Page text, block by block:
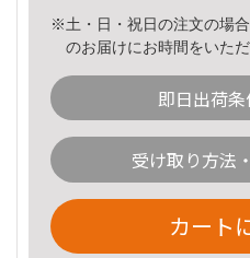
※土・日・祝日の注文の場
のお届けにお時間をいた
即日出荷
受け取り方法
カート